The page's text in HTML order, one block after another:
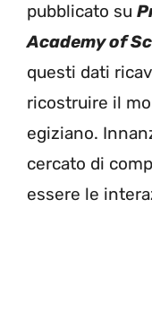
pubblicato su
Academy of
questi dati
ricostruire il
egiziano.
cercato di
essere le